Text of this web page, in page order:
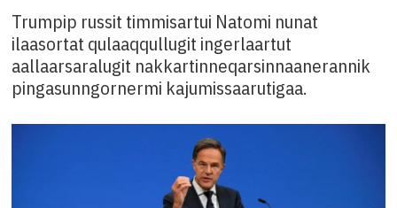
Trumpip russit timmisartui Natomi nunat
ilaasortat qulaaqqullugit ingerlaartut
aallaarsaralugit nakkartinneqarsinnaanerannik
pingasunngornermi kajumissaarutigaa.